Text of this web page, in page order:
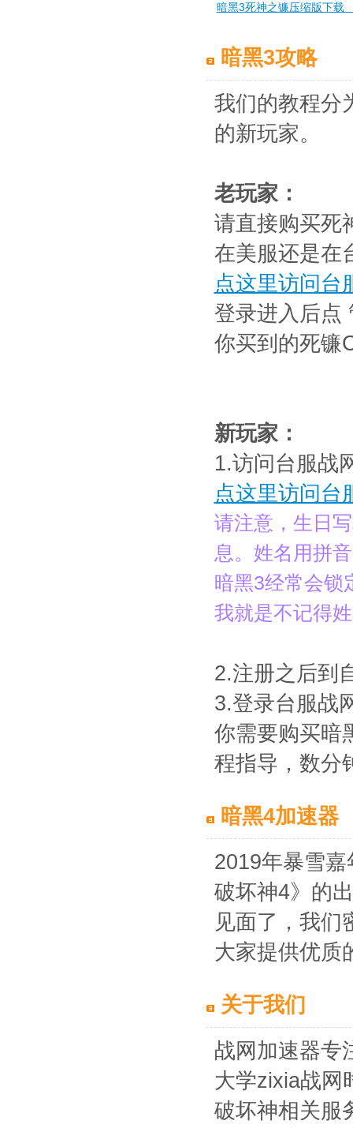
暗黑3死神之镰压缩版下载
暗黑3攻略
我们的教程分
的新玩家。
老玩家：
请直接购买死
在美服还是在
点这里访问台
登录进入后点
你买到的死镰
新玩家：
1.访问台服战
点这里访问台
请注意，生日
息。姓名用拼
暗黑3经常会锁
我就是不记得
2.注册之后到
3.登录台服战
你需要购买暗
程指导，数分
暗黑4加速器
2019年暴雪
破坏神4》的
见面了，我们
大家提供优质
关于我们
战网加速器专
大学zixia战网
破坏神相关服